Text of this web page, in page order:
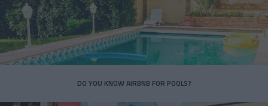
DO YOU KNOW AIRBNB FOR POOLS?